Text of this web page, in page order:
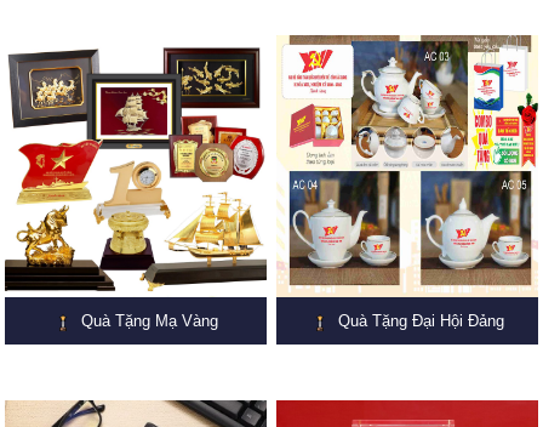
Quà Tặng Mạ Vàng Quà Tặng Đại Hội Đảng